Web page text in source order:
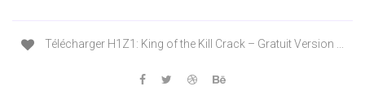
Télécharger H1Z1: King of the Kill Crack – Gratuit Version ...